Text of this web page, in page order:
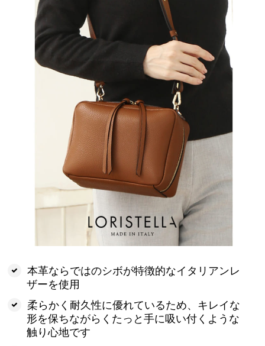
本革ならではのシボが特徴的なイタリアンレ
ザーを使用
柔らかく耐久性に優れているため、キレイな
形を保ちながらくたっと手に吸い付くような
触り心地です